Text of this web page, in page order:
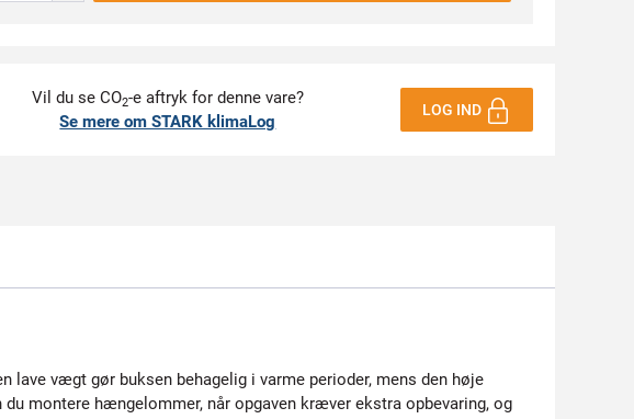
Vil du se CO2-e aftryk for denne vare?
Se mere om STARK klimaLog
LOG IND
vægt gør buksen behagelig i varme perioder, mens den høje
montere hængelommer, når opgaven kræver ekstra opbevaring, og